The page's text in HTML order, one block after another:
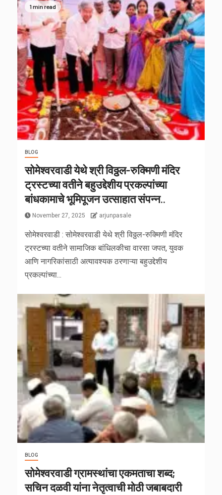
1 min read
BLOG
सोमेश्वरवाडी येथे श्री विठ्ठल-रुक्मिणी मंदिर
ट्रस्टच्या वतीने बहुउद्देशीय प्रकल्पांच्या
बांधकामाचे भूमिपूजन उत्साहात संपन्न..
November 27, 2025 arjunpasale
सोमेश्वरवाडी : सोमेश्वरवाडी येथे श्री विठ्ठल-रुक्मिणी मंदिर
ट्रस्टच्या वतीने सामाजिक बांधिलकीचा वारसा जपत, युवक
आणि नागरिकांसाठी अत्यावश्यक ठरणाऱ्या बहुउद्देशीय
प्रकल्पांच्या...
BLOG
सोमेश्वरवाडी ग्रामस्थांचा एकमताचा शब्द;
सचिन दळवी यांना नेतृत्वाची मोठी जबाबदारी